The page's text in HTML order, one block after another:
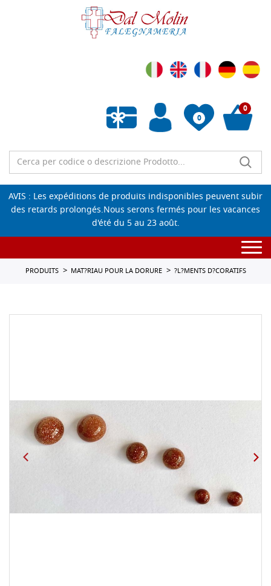
0
Liste de souhaits vide
0
AVIS : Les expéditions de produits indisponibles peuvent subir
des retards prolongés.Nous serons fermés pour les vacances
d'été du 5 au 23 août.
PRODUITS MAT?RIAU POUR LA DORURE ?L?MENTS D?CORATIFS